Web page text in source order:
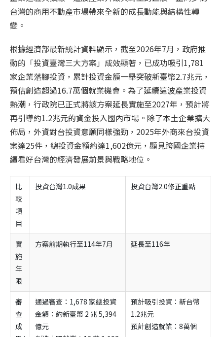
台灣的商用不動產市場帶來全新的成長動能與結構性轉
變。
根據經濟部最新統計資料顯示，截至2026年7月，政府推
動的「投資臺灣三大方案」成效顯著，已成功吸引1,781
家企業落腳投資，累計投資金額一舉突破新臺幣2.7兆元，
預估創造超過16.7萬個就業機會。為了延續這波產業投資
熱潮，行政院已正式將該方案延長實施至2027年，預計將
再引導約1.2兆元的資金投入國內市場。除了本土企業擴大
佈局，外資對台投資意願同樣強勁， 2025年外商來台投資
案達25件，總投資金額約達1,602億元，顯見跨國企業持
續看好台灣的經濟發展前景與戰略地位。
比
較
項
目
投資台灣1.0成果 投資台灣2.0修正重點
實
施
年
限
方案前期執行至114年7月 延長至116年
審
查
成
通過審查：1,678 家總投資
金額：約新臺幣 2 兆 5,394
億元
預計吸引投資：新台幣
1.2兆元
預計創造就業：8萬個